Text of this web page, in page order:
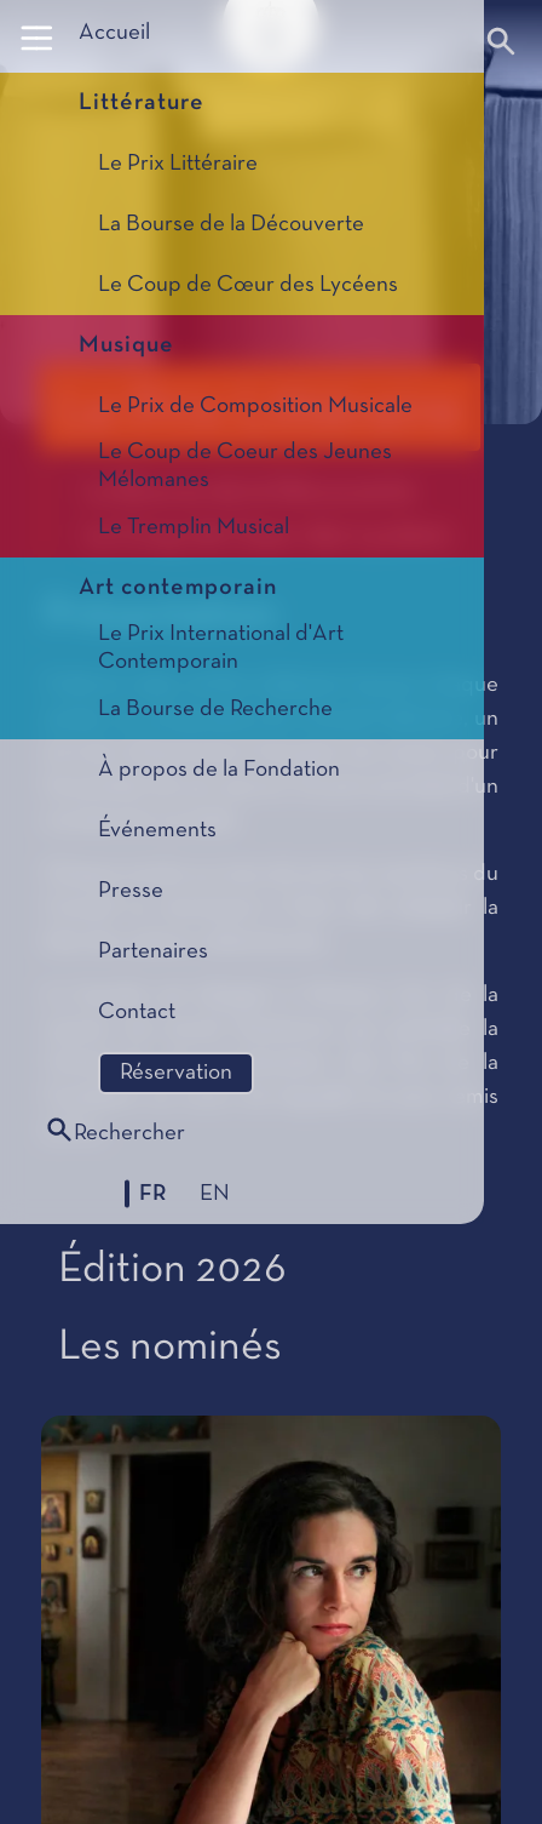
Accueil
Littérature
Le Prix Littéraire
La Bourse de la Découverte
Le Coup de Cœur des Lycéens
Musique
Le Prix de Composition Musicale
Le Coup de Coeur des Jeunes
Mélomanes
Le Tremplin Musical
Art contemporain
Le Prix International d'Art
Contemporain
La Bourse de Recherche
À propos de la Fondation
Événements
Presse
Partenaires
Contact
Réservation
Rechercher
FR EN
Le Prix Littéraire
La Bourse de la Découverte
Le Coup de Cœur des Lycéens
Présentation
Créé en 1951, le Prix Littéraire honore chaque
année, sur proposition du Conseil Littéraire, un
écrivain d’expression française de renom pour
l’ensemble de son œuvre. Ce prix est doté d'un
montant de 25 000€.
Chaque année au mois de mai, les membres du
Conseil se réunissent à Paris afin d’établir la
liste des auteurs sélectionnés.
Le lauréat est désigné à Monaco, lors de la
session de travail d'automne qui précède la
Cérémonie de proclamation des Prix de la
Fondation au cours de laquelle lui sera remis
le Prix.
Édition 2026
Les nominés